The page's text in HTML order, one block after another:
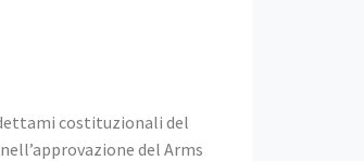
costituzionali del
del Arms